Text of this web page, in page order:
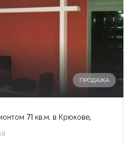
ПРОДАЖА
71 кв.м. в Крюкове,